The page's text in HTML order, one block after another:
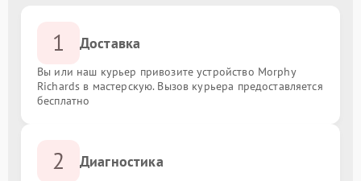
1 Доставка
Вы или наш курьер привозите устройство Morphy
Richards в мастерскую. Вызов курьера предоставляется
бесплатно
2 Диагностика